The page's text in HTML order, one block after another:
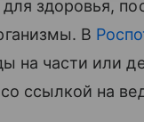
здоровья,
В
на части или
ссылкой на